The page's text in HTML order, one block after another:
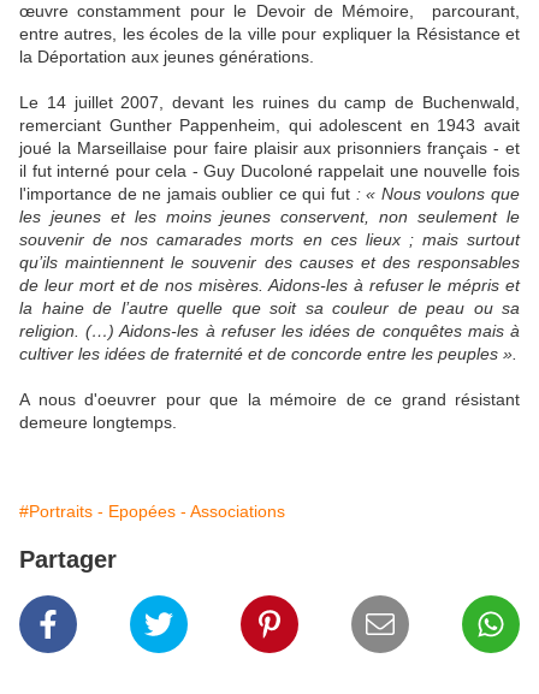
œuvre constamment pour le Devoir de Mémoire, parcourant,
entre autres, les écoles de la ville pour expliquer la Résistance et
la Déportation aux jeunes générations.
Le 14 juillet 2007, devant les ruines du camp de Buchenwald,
remerciant Gunther Pappenheim, qui adolescent en 1943 avait
joué la Marseillaise pour faire plaisir aux prisonniers français - et
il fut interné pour cela - Guy Ducoloné rappelait une nouvelle fois
l'importance de ne jamais oublier ce qui fut : « Nous voulons que
les jeunes et les moins jeunes conservent, non seulement le
souvenir de nos camarades morts en ces lieux ; mais surtout
qu’ils maintiennent le souvenir des causes et des responsables
de leur mort et de nos misères. Aidons-les à refuser le mépris et
la haine de l’autre quelle que soit sa couleur de peau ou sa
religion. (…) Aidons-les à refuser les idées de conquêtes mais à
cultiver les idées de fraternité et de concorde entre les peuples ».
A nous d'oeuvrer pour que la mémoire de ce grand résistant
demeure longtemps.
#Portraits - Epopées - Associations
Partager